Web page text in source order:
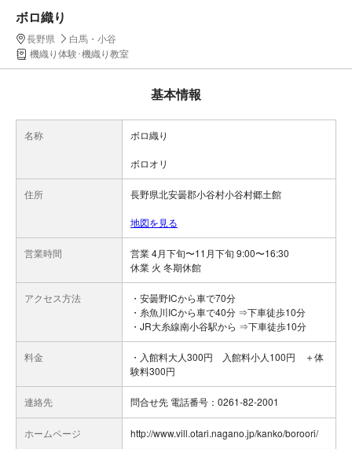
ボロ織り
長野県
白馬・小谷
機織り体験･機織り教室
基本情報
名称 ボロ織り
ボロオリ
住所 長野県北安曇郡小谷村小谷村郷土館
地図を見る
営業時間
営業 4月下旬〜11月下旬 9:00〜16:30
休業 火 冬期休館
アクセス方法
・安曇野ICから車で70分
・糸魚川ICから車で40分 ⇒下車徒歩10分
・JR大糸線南小谷駅から ⇒下車徒歩10分
料金
・入館料大人300円 入館料小人100円 ＋体
験料300円
連絡先 問合せ先 電話番号：0261-82-2001
ホームページ http://www.vill.otari.nagano.jp/kanko/boroori/